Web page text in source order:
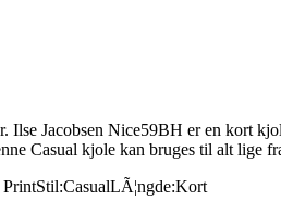
Jacobsen Nice59BH er en kort
Casual kjole kan bruges til alt lige
PrintStil:CasualLÃ¦ngde:Kort